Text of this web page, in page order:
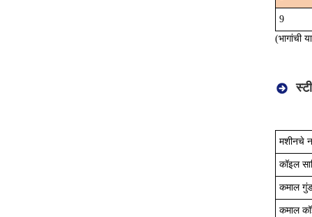
9
(भागांची
मशीनचे
कॉइल
कमाल
कमाल